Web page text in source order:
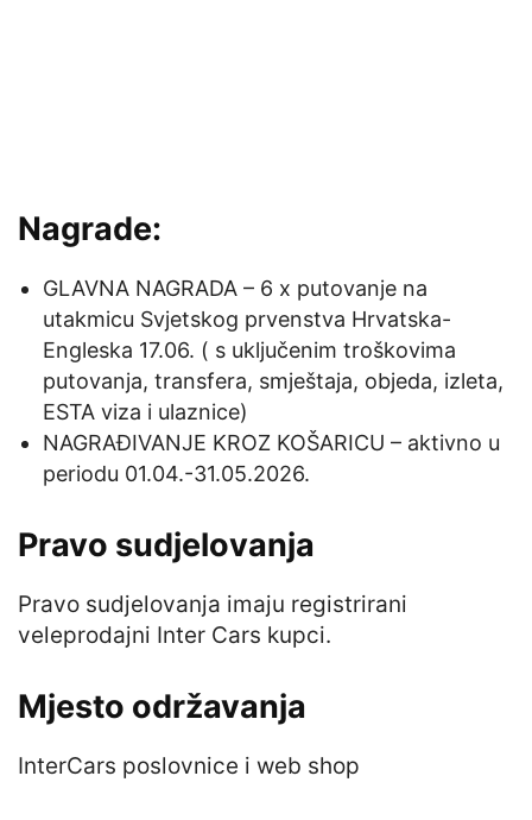
Nagrade:
GLAVNA NAGRADA – 6 x putovanje na
utakmicu Svjetskog prvenstva Hrvatska-
Engleska 17.06. ( s uključenim troškovima
putovanja, transfera, smještaja, objeda, izleta,
ESTA viza i ulaznice)
NAGRAĐIVANJE KROZ KOŠARICU – aktivno u
periodu 01.04.-31.05.2026.
Pravo sudjelovanja
Pravo sudjelovanja imaju registrirani
veleprodajni Inter Cars kupci.
Mjesto održavanja
InterCars poslovnice i web shop